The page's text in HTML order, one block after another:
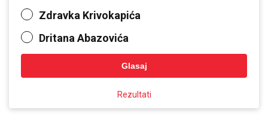
Zdravka Krivokapića
Dritana Abazovića
Glasaj
Rezultati